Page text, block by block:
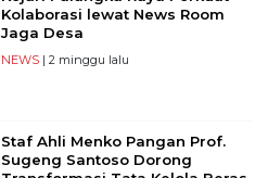
Kolaborasi lewat News Room
Jaga Desa
NEWS| 2 minggu lalu
Staf Ahli Menko Pangan Prof.
Sugeng Santoso Dorong